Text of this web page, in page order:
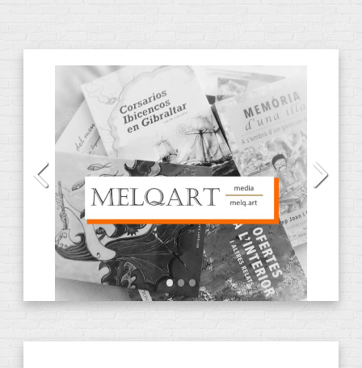
CATEGORÍAS DE PRODUCTOS
Audiolibros(13)
CD (2)
DVD(4)
E-Books(31)
ANACRÈPTICA(7)